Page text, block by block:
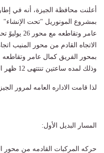
أعلنت محافظة الجيزة، أنه في إطار
بمشروع المونوريل "تحت
عامر
الاتجاه القادم من محور المنيب
وذلك لمده ساعتين تنتتهى 12 ظهر اليوم.
لذا قامت الاداره العامه لمرور
المسار البديل الأول:
حركه المركبات القادمه من محور